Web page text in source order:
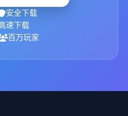
安全下载
速下载
百万玩家